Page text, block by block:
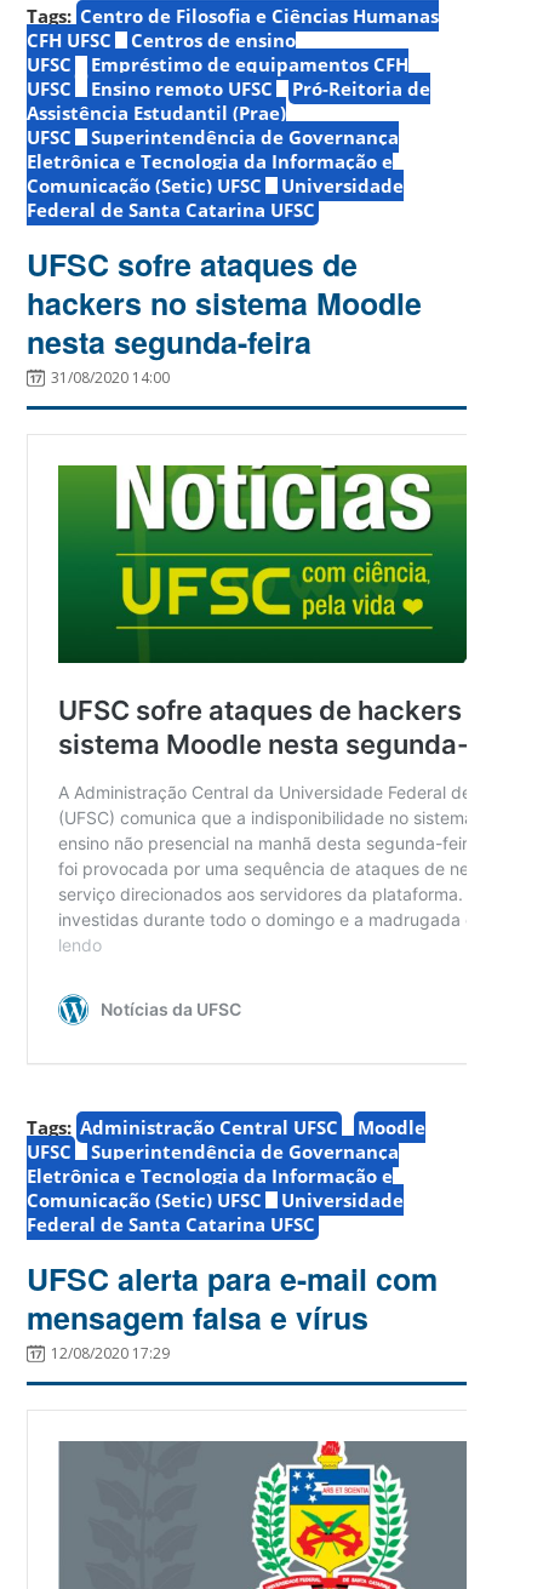
Tags: Centro de Filosofia e Ciências Humanas
CFH UFSC
Centros de ensino
UFSC
Empréstimo de equipamentos CFH
UFSC
Ensino remoto UFSC
Pró-Reitoria de
Assistência Estudantil (Prae)
UFSC
Superintendência de Governança
Eletrônica e Tecnologia da Informação e
Comunicação (Setic) UFSC
Universidade
Federal de Santa Catarina UFSC
UFSC sofre ataques de
hackers no sistema Moodle
nesta segunda-feira
31/08/2020 14:00
Tags: Administração Central UFSC
Moodle
UFSC
Superintendência de Governança
Eletrônica e Tecnologia da Informação e
Comunicação (Setic) UFSC
Universidade
Federal de Santa Catarina UFSC
UFSC alerta para e-mail com
mensagem falsa e vírus
12/08/2020 17:29